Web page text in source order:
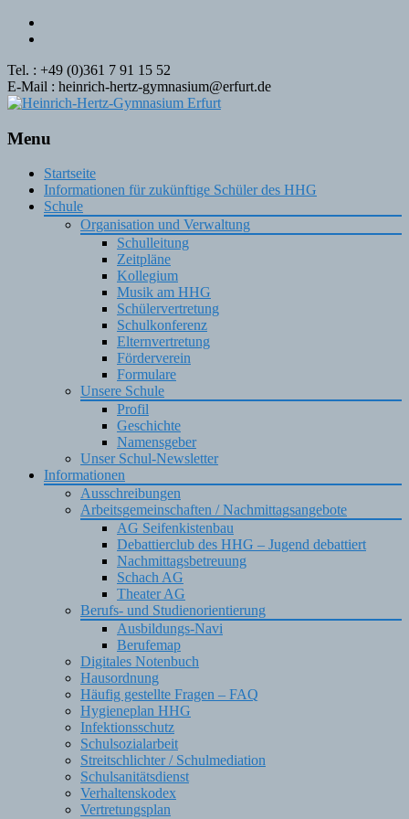
Tel. : +49 (0)361 7 91 15 52
E-Mail : heinrich-hertz-gymnasium@erfurt.de
Menu
Skip
content
Startseite
Informationen für zukünftige Schüler des HHG
Schule
Organisation und Verwaltung
Schulleitung
Zeitpläne
Kollegium
Musik am HHG
Schülervertretung
Schulkonferenz
Elternvertretung
Förderverein
Formulare
Unsere Schule
Profil
Geschichte
Namensgeber
Unser Schul-Newsletter
Informationen
Ausschreibungen
Arbeitsgemeinschaften / Nachmittagsangebote
AG Seifenkistenbau
Debattierclub des HHG – Jugend debattiert
Nachmittagsbetreuung
Schach AG
Theater AG
Berufs- und Studienorientierung
Ausbildungs-Navi
Berufemap
Digitales Notenbuch
Hausordnung
Häufig gestellte Fragen – FAQ
Hygieneplan HHG
Infektionsschutz
Schulsozialarbeit
Streitschlichter / Schulmediation
Schulsanitätsdienst
Verhaltenskodex
Vertretungsplan